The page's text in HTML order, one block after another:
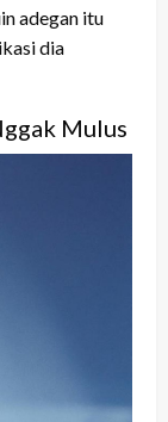
adegan itu
dia
Mulus